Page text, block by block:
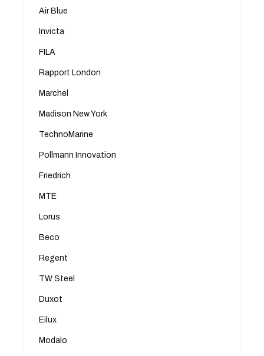
Air Blue
Invicta
FILA
Rapport London
Marchel
Madison New York
TechnoMarine
Pollmann Innovation
Friedrich
MTE
Lorus
Beco
Regent
TW Steel
Duxot
Eilux
Modalo